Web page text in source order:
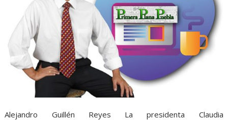
Alejandro Guillén Reyes La presidenta Claudia